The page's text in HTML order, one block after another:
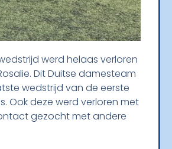
werd helaas verloren
Dit Duitse damesteam
wedstrijd van de eerste
Ook deze werd verloren met
gezocht met andere